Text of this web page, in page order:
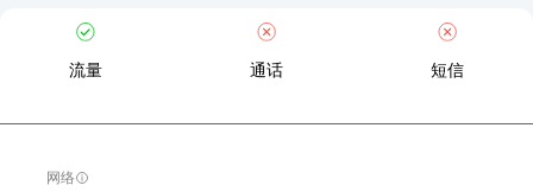
流量 通话 短信
网络